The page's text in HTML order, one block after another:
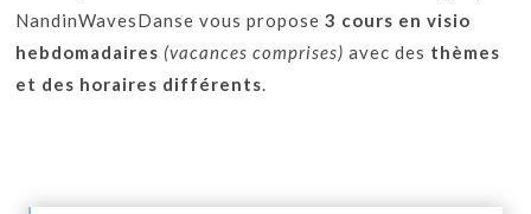
NandinWavesDanse vous propose3 cours en visio
hebdomadaires (vacances comprises) avec des thèmes
et des horaires différents.